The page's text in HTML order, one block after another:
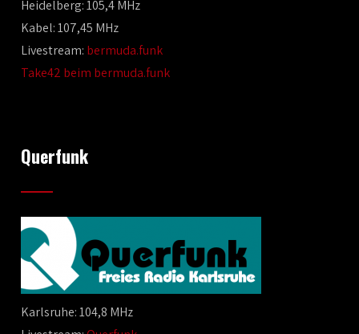
Heidelberg: 105,4 MHz
Kabel: 107,45 MHz
Livestream: bermuda.funk
Take42 beim bermuda.funk
Querfunk
Karlsruhe: 104,8 MHz